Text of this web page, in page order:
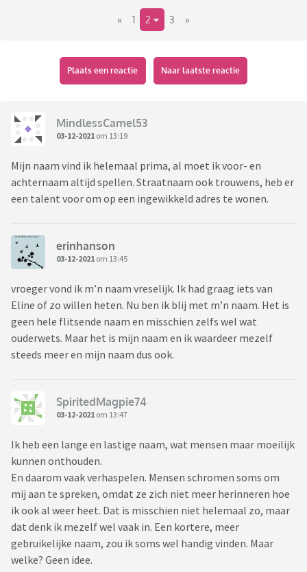
« 1 2 3 »
Plaats een reactie Naar laatste reactie
MindlessCamel53
03-12-2021 om 13:19
Mijn naam vind ik helemaal prima, al moet ik voor- en
achternaam altijd spellen. Straatnaam ook trouwens, heb er
een talent voor om op een ingewikkeld adres te wonen.
erinhanson
03-12-2021 om 13:45
vroeger vond ik m’n naam vreselijk. Ik had graag iets van
Eline of zo willen heten. Nu ben ik blij met m’n naam. Het is
geen hele flitsende naam en misschien zelfs wel wat
ouderwets. Maar het is mijn naam en ik waardeer mezelf
steeds meer en mijn naam dus ook.
SpiritedMagpie74
03-12-2021 om 13:47
Ik heb een lange en lastige naam, wat mensen maar moeilijk
kunnen onthouden.
En daarom vaak verhaspelen. Mensen schromen soms om
mij aan te spreken, omdat ze zich niet meer herinneren hoe
ik ook al weer heet. Dat is misschien niet helemaal zo, maar
dat denk ik mezelf wel vaak in. Een kortere, meer
gebruikelijke naam, zou ik soms wel handig vinden. Maar
welke? Geen idee.